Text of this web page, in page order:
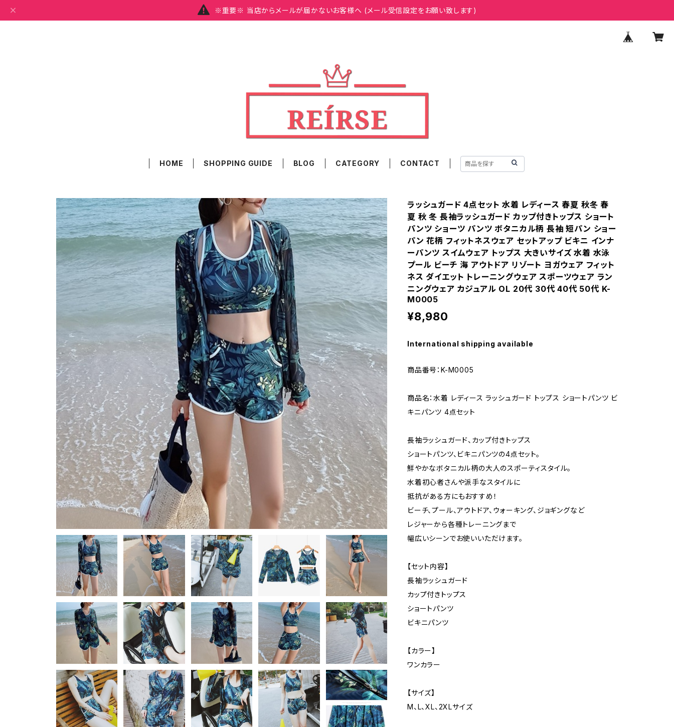
※重要※ 当店からメールが届かないお客様へ (メール受信設定をお願い致します)
HOME SHOPPING GUIDE BLOG CATEGORY CONTACT
ラッシュガード 4点セット 水着 レディース 春夏 秋冬 春
夏 秋 冬 長袖ラッシュガード カップ付きトップス ショート
パンツ ショーツ パンツ ボタニカル柄 長袖 短パン ショー
パン 花柄 フィットネスウェア セットアップ ビキニ インナ
ーパンツ スイムウェア トップス 大きいサイズ 水着 水泳
プール ビーチ 海 アウトドア リゾート ヨガウェア フィット
ネス ダイエット トレーニングウェア スポーツウェア ラン
ニングウェア カジュアル OL 20代 30代 40代 50代 K-
M0005
¥8,980
International shipping available
商品番号：K-M0005
商品名：水着 レディース ラッシュガード トップス ショートパンツ ビ
キニパンツ 4点セット
長袖ラッシュガード、カップ付きトップス
ショートパンツ、ビキニパンツの4点セット。
鮮やかなボタニカル柄の大人のスポーティスタイル。
水着初心者さんや派手なスタイルに
抵抗がある方にもおすすめ！
ビーチ、プール、アウトドア、ウォーキング、ジョギングなど
レジャーから各種トレーニングまで
幅広いシーンでお使いいただけます。
【セット内容】
長袖ラッシュガード
カップ付きトップス
ショートパンツ
ビキニパンツ
【カラー】
ワンカラー
【サイズ】
M、L、XL、2XLサイズ